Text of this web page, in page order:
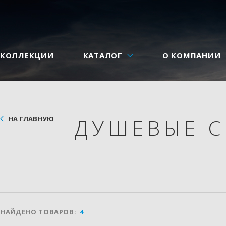
КОЛЛЕКЦИИ КАТАЛОГ О КОМПАНИИ
НА ГЛАВНУЮ ДУШЕВЫЕ
НАЙДЕНО ТОВАРОВ: 4